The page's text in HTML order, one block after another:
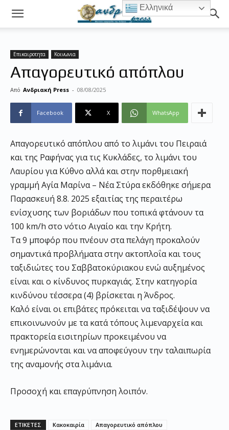
Επικαιροτητα Κοινωνια
Απαγορευτικό απόπλου
Από Ανδριακή Press - 08/08/2025
Facebook X WhatsApp
Απαγορευτικό απόπλου από το λιμάνι του Πειραιά
και της Ραφήνας για τις Κυκλάδες, το λιμάνι του
Λαυρίου για Κύθνο αλλά και στην πορθμειακή
γραμμή Αγία Μαρίνα – Νέα Στύρα εκδόθηκε σήμερα
Παρασκευή 8.8. 2025 εξαιτίας της περαιτέρω
ενίσχυσης των βοριάδων που τοπικά φτάνουν τα
100 km/h στο νότιο Αιγαίο και την Κρήτη.
Τα 9 μποφόρ που πνέουν στα πελάγη προκαλούν
σημαντικά προβλήματα στην ακτοπλοΐα και τους
ταξιδιώτες του Σαββατοκύριακου ενώ αυξημένος
είναι και ο κίνδυνος πυρκαγιάς. Στην κατηγορία
κινδύνου τέσσερα (4) βρίσκεται η Άνδρος.
Καλό είναι οι επιβάτες πρόκειται να ταξιδέψουν να
επικοινωνούν με τα κατά τόπους λιμεναρχεία και
πρακτορεία εισιτηρίων προκειμένου να
ενημερώνονται και να αποφεύγουν την ταλαιπωρία
της αναμονής στα λιμάνια.
Προσοχή και επαγρύπνηση λοιπόν.
ΕΤΙΚΕΤΕΣ Κακοκαιρία Απαγορευτικό απόπλου
Ελληνικά